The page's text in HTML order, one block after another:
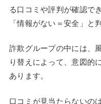
る口コミや評判が確認で
「情報がない＝安全」と
詐欺グループの中には、
り替えによって、意図的
あります。
口コミが見当たらないの